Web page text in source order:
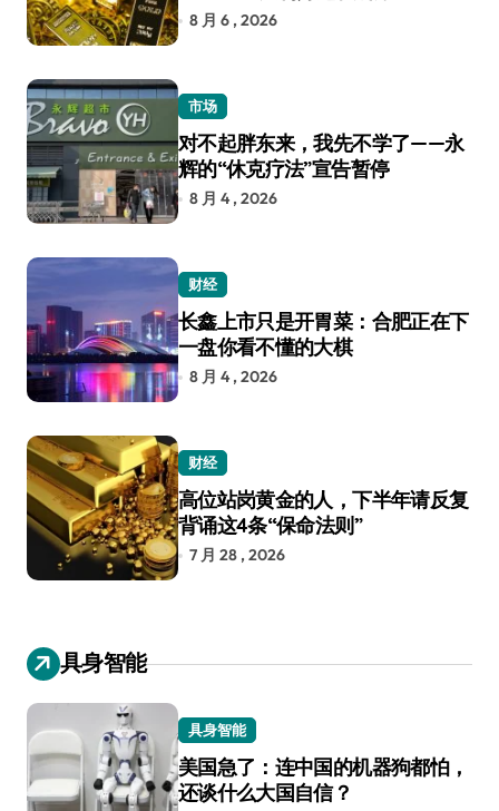
8 月 6 , 2026
市场
对不起胖东来，我先不学了——永
辉的“休克疗法”宣告暂停
8 月 4 , 2026
财经
长鑫上市只是开胃菜：合肥正在下
一盘你看不懂的大棋
8 月 4 , 2026
财经
高位站岗黄金的人，下半年请反复
背诵这4条“保命法则”
7 月 28 , 2026
具身智能
具身智能
美国急了：连中国的机器狗都怕，
还谈什么大国自信？